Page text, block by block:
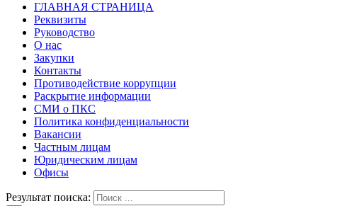
ГЛАВНАЯ СТРАНИЦА
Реквизиты
Руководство
О нас
Закупки
Контакты
Противодействие коррупции
Раскрытие информации
СМИ о ПКС
Политика конфиденциальности
Вакансии
Частным лицам
Юридическим лицам
Офисы
Результат поиска: